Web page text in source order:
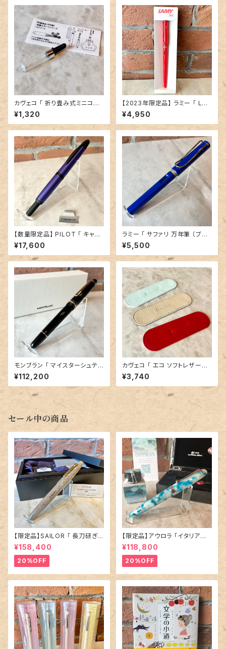
カヴェコ 「 折り畳み式ミニコン
¥1,320
【2023年限定品】 ラミー 「 LA
MY JOY カリグラフィーペン
（ストロベリー） 」／字幅1.5mm
¥4,950
【数量限定品】 PILOT 「 キャッ
プレス万年筆（マットパープル）」
／特殊合金ペン先
¥17,600
ラミー 「 サファリ 万年筆 （ブル
ー）」／字幅F／ステンレスペン
先
¥5,500
モンブラン 「 マイスターシュテュ
ック クラシック 万年筆 （ブラッ
ク＆ゴールド）」／字幅М／14金
ペン先
¥112,200
カヴェコ 「 エコ ソフトレザーケ
ース 1本用」／スポーツシリーズ
サイズ
¥3,740
セール中の商品
【限定品】SAILOR 「 長刀研ぎ
エボナイト 万年筆 〜憧憬〜 」
／M（中字）／21金ペン先
¥158,400
20%OFF
【限定品】アウロラ 「イタリア神
秘の旅・オルティジア 万年筆」／
字幅EF
¥118,800
20%OFF